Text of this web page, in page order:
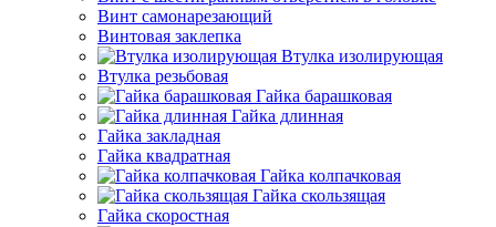
Винт самонарезающий
Винтовая заклепка
Втулка изолирующая
Втулка резьбовая
Гайка барашковая
Гайка длинная
Гайка закладная
Гайка квадратная
Гайка колпачковая
Гайка скользящая
Гайка скоростная